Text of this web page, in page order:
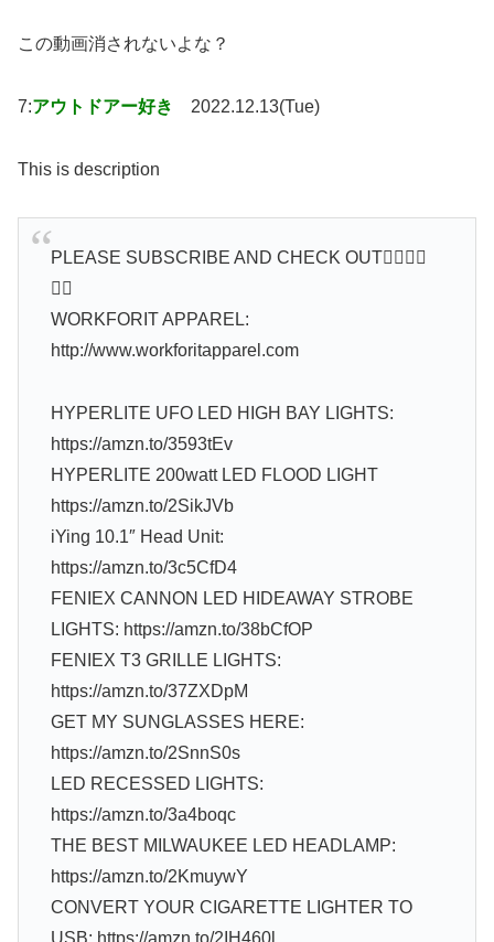
この動画消されないよな？
7:アウトドアー好き 2022.12.13(Tue)
This is description
PLEASE SUBSCRIBE AND CHECK OUT👇🏽👇🏽
👇🏽
WORKFORIT APPAREL:
http://www.workforitapparel.com
HYPERLITE UFO LED HIGH BAY LIGHTS:
https://amzn.to/3593tEv
HYPERLITE 200watt LED FLOOD LIGHT
https://amzn.to/2SikJVb
iYing 10.1″ Head Unit:
https://amzn.to/3c5CfD4
FENIEX CANNON LED HIDEAWAY STROBE
LIGHTS: https://amzn.to/38bCfOP
FENIEX T3 GRILLE LIGHTS:
https://amzn.to/37ZXDpM
GET MY SUNGLASSES HERE:
https://amzn.to/2SnnS0s
LED RECESSED LIGHTS:
https://amzn.to/3a4boqc
THE BEST MILWAUKEE LED HEADLAMP:
https://amzn.to/2KmuywY
CONVERT YOUR CIGARETTE LIGHTER TO
USB: https://amzn.to/2IH460l